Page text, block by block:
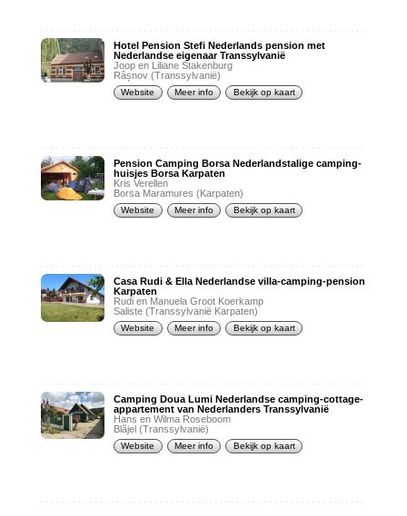
Hotel Pension Stefi Nederlands pension met
Nederlandse eigenaar Transsylvanië
Joop en Liliane Stakenburg
Râșnov (Transsylvanië)
Website Meer info Bekijk op kaart
Pension Camping Borsa Nederlandstalige camping-
huisjes Borsa Karpaten
Kris Verellen
Borsa Maramures (Karpaten)
Website Meer info Bekijk op kaart
Casa Rudi & Ella Nederlandse villa-camping-pension
Karpaten
Rudi en Manuela Groot Koerkamp
Saliste (Transsylvanië Karpaten)
Website Meer info Bekijk op kaart
Camping Doua Lumi Nederlandse camping-cottage-
appartement van Nederlanders Transsylvanië
Hans en Wilma Roseboom
Blăjel (Transsylvanië)
Website Meer info Bekijk op kaart